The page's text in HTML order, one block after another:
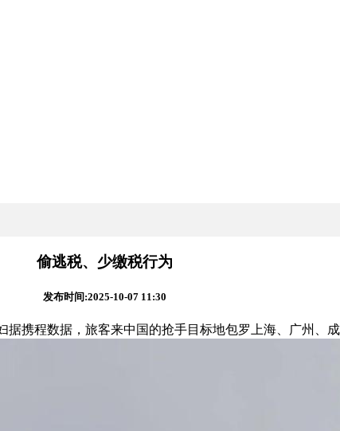
偷逃税、少缴税行为
发布时间:2025-10-07 11:30
程数据，旅客来中国的抢手目标地包罗上海、广州、